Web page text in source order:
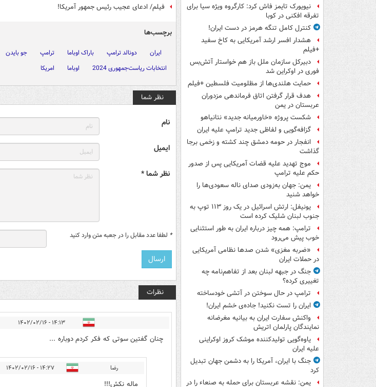
نیویورک تایمز فاش کرد: کارگروه ویژه سیا برای
تفرقه افکنی در کوبا
کنترل کامل تنگه هرمز در دست ایران!
هشدار افسر ارشد آمریکایی به کاخ سفید
+فیلم
دبیرکل سازمان ملل باز هم خواستار آتش‌بس
فوری در اوکراین شد
حمایت هلندی‌ها از مظلومیت فلسطین +فیلم
هدف قرار گرفتن اتاق‌ فرماندهی مزدوران
عربستان در یمن
شکست پروژه «خاورمیانه جدید» نتانیاهو
گزافه‌گویی و لفاظی جدید ترامپ علیه ایران
انفجار در حومه دمشق چند کشته و زخمی برجا
گذاشت
موج تهدید علیه قضات آمریکایی پس از صدور
حکم علیه ترامپ
یمن: جهان به‌زودی صدای ناله سعودی‌ها را
خواهد شنید
یونیفل: ارتش اسرائیل در یک روز ۱۱۳ توپ به
جنوب لبنان شلیک کرده است
ترامپ: همه چیز درباره ایران به طور استثنایی
خوب پیش می‌رود
«ضربه مغزی» شدن صدها نظامی آمریکایی
در حملات ایران
جنگ در جبهه لبنان بعد از تفاهم‌نامه چه
تغییری کرده؟
ترامپ در حال سوختن در آتشی خودساخته
ایران را تست نکنید! جاده‌ی خشم ایران!
واکنش سفارت ایران به بیانیه مغرضانه
نمایندگان پارلمان اتریش
یاوه‌گویی تولیدکننده موشک کروز اوکراینی
علیه ایران
جنگ با ایران، آمریکا را به دشمن جهان تبدیل
کرد
یمن: نقشه عربستان برای حمله به صنعاء را در
فیلم/ ادعای عجیب رئیس جمهور آمریکا!
برچسب‌ها
ایران دونالد ترامپ باراک اوباما ترامپ جو بایدن
انتخابات ریاست‌جمهوری 2024
اوباما امریکا
نظر شما
نام
ایمیل
نظر شما *
* لطفا عدد مقابل را در جعبه متن وارد کنید
نظرات
۱۴:۱۳ - ۱۴۰۲/۰۲/۱۶
چنان گفتین سوتی که فکر کردم دوباره ...
رضا ۱۴:۲۷ - ۱۴۰۲/۰۲/۱۶
ماله نکش!!!